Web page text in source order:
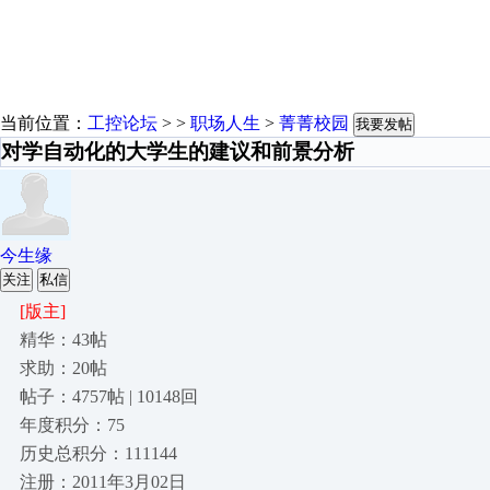
当前位置： 工控论坛 > > 职场人生 > 菁菁校园 我要发帖
对学自动化的大学生的建议和前景分析
今生缘
关注 私信
[版主]
精华：43帖
求助：20帖
帖子：4757帖 | 10148回
年度积分：75
历史总积分：111144
注册：2011年3月02日